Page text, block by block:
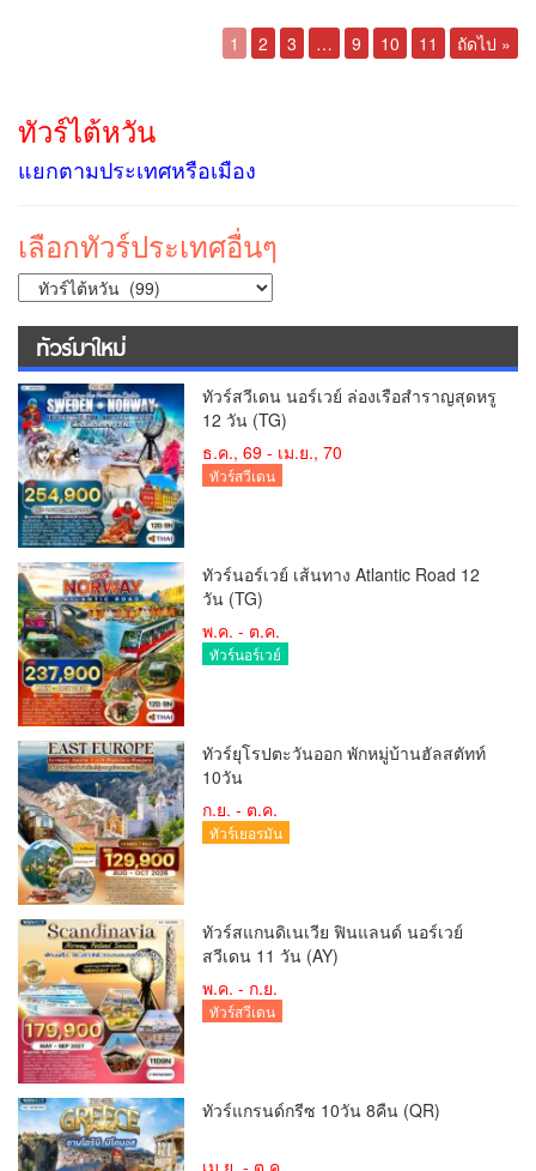
1 2 3 … 9 10 11 ถัดไป »
ทัวร์ไต้หวัน
แยกตามประเทศหรือเมือง
เลือกทัวร์ประเทศอื่นๆ
ทัวร์มาใหม่
ทัวร์สวีเดน นอร์เวย์ ล่องเรือสำราญสุดหรู
12 วัน (TG)
ธ.ค., 69 - เม.ย., 70
ทัวร์สวีเดน
ทัวร์นอร์เวย์ เส้นทาง Atlantic Road 12
วัน (TG)
พ.ค. - ต.ค.
ทัวร์นอร์เวย์
ทัวร์ยุโรปตะวันออก พักหมู่บ้านฮัลสตัทท์
10วัน
ก.ย. - ต.ค.
ทัวร์เยอรมัน
ทัวร์สแกนดิเนเวีย ฟินแลนด์ นอร์เวย์
สวีเดน 11 วัน (AY)
พ.ค. - ก.ย.
ทัวร์สวีเดน
ทัวร์แกรนด์กรีซ 10วัน 8คืน (QR)
เม.ย. - ต.ค.